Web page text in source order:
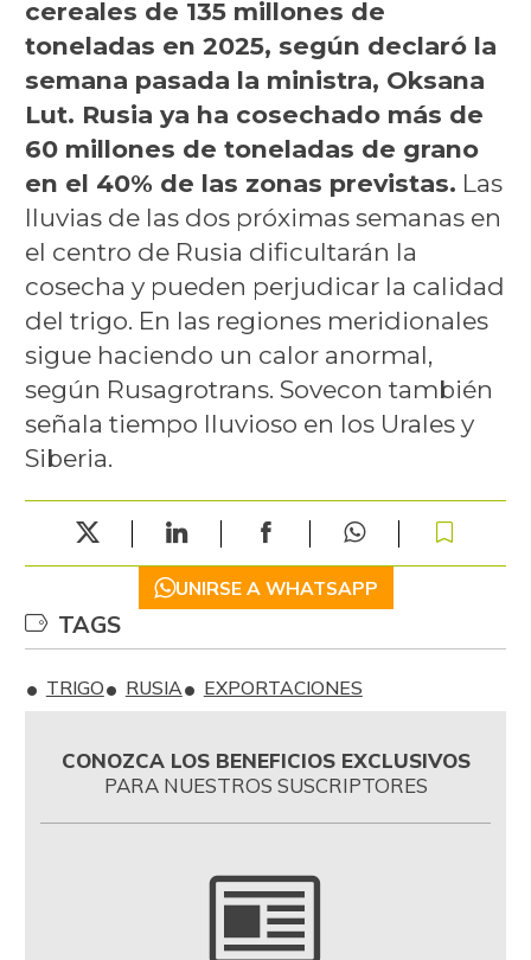
cereales de 135 millones de
toneladas en 2025, según declaró la
semana pasada la ministra, Oksana
Lut. Rusia ya ha cosechado más de
60 millones de toneladas de grano
en el 40% de las zonas previstas. Las
lluvias de las dos próximas semanas en
el centro de Rusia dificultarán la
cosecha y pueden perjudicar la calidad
del trigo. En las regiones meridionales
sigue haciendo un calor anormal,
según Rusagrotrans. Sovecon también
señala tiempo lluvioso en los Urales y
Siberia.
UNIRSE A WHATSAPP
TAGS
TRIGO RUSIA EXPORTACIONES
CONOZCA LOS BENEFICIOS EXCLUSIVOS
PARA NUESTROS SUSCRIPTORES